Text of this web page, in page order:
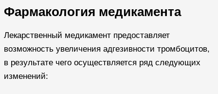
Фармакология медикамента
Лекарственный медикамент предоставляет
возможность увеличения адгезивности тромбоцитов,
в результате чего осуществляется ряд следующих
изменений: